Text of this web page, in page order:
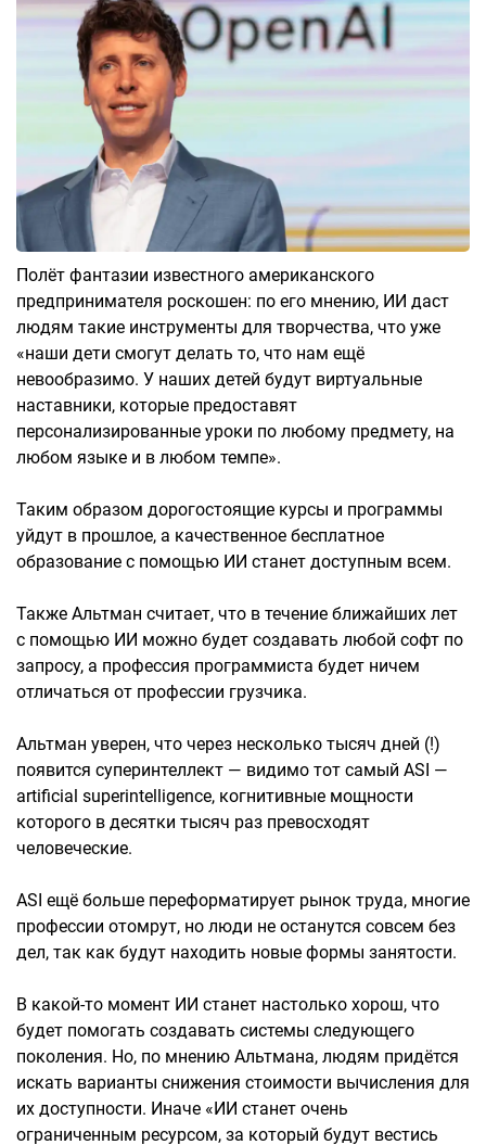
Полёт фантазии известного американского
предпринимателя роскошен: по его мнению, ИИ даст
людям такие инструменты для творчества, что уже
«наши дети смогут делать то, что нам ещё
невообразимо. У наших детей будут виртуальные
наставники, которые предоставят
персонализированные уроки по любому предмету, на
любом языке и в любом темпе».
Таким образом дорогостоящие курсы и программы
уйдут в прошлое, а качественное бесплатное
образование с помощью ИИ станет доступным всем.
Также Альтман считает, что в течение ближайших лет
с помощью ИИ можно будет создавать любой софт по
запросу, а профессия программиста будет ничем
отличаться от профессии грузчика.
Альтман уверен, что через несколько тысяч дней (!)
появится суперинтеллект — видимо тот самый ASI —
artificial superintelligence, когнитивные мощности
которого в десятки тысяч раз превосходят
человеческие.
ASI ещё больше переформатирует рынок труда, многие
профессии отомрут, но люди не останутся совсем без
дел, так как будут находить новые формы занятости.
В какой-то момент ИИ станет настолько хорош, что
будет помогать создавать системы следующего
поколения. Но, по мнению Альтмана, людям придётся
искать варианты снижения стоимости вычисления для
их доступности. Иначе «ИИ станет очень
ограниченным ресурсом, за который будут вестись